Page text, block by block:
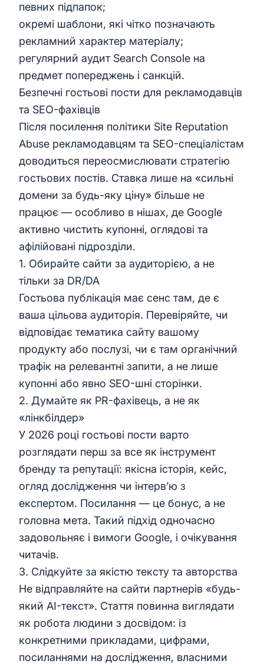
певних підпапок;
окремі шаблони, які чітко позначають
рекламний характер матеріалу;
регулярний аудит Search Console на
предмет попереджень і санкцій.
Безпечні гостьові пости для рекламодавців
та SEO-фахівців
Після посилення політики Site Reputation
Abuse рекламодавцям та SEO-спеціалістам
доводиться переосмислювати стратегію
гостьових постів. Ставка лише на «сильні
домени за будь-яку ціну» більше не
працює — особливо в нішах, де Google
активно чистить купонні, оглядові та
афілійовані підрозділи.
1. Обирайте сайти за аудиторією, а не
тільки за DR/DA
Гостьова публікація має сенс там, де є
ваша цільова аудиторія. Перевіряйте, чи
відповідає тематика сайту вашому
продукту або послузі, чи є там органічний
трафік на релевантні запити, а не лише
купонні або явно SEO-шні сторінки.
2. Думайте як PR-фахівець, а не як
«лінкбілдер»
У 2026 році гостьові пости варто
розглядати перш за все як інструмент
бренду та репутації: якісна історія, кейс,
огляд дослідження чи інтерв’ю з
експертом. Посилання — це бонус, а не
головна мета. Такий підхід одночасно
задовольняє і вимоги Google, і очікування
читачів.
3. Слідкуйте за якістю тексту та авторства
Не відправляйте на сайти партнерів «будь-
який AI-текст». Стаття повинна виглядати
як робота людини з досвідом: із
конкретними прикладами, цифрами,
посиланнями на дослідження, власними